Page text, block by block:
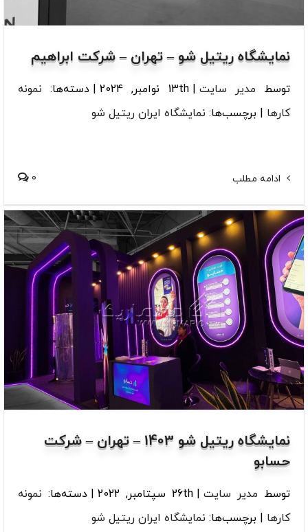
نمایشگاه ریتیل شو – تهران – شرکت ابراهیم
توسط مدیر سایت 13th نوامبر, 2024 دسته‌ها: نمونه
کارها
برچسب‌ها: نمایشگاه ایران ریتیل شو
ادامه مطلب 0
نمایشگاه ریتیل شو 1403 – تهران – شرکت
حسابو
توسط مدیر سایت | 26th سپتامبر, 2022 | دسته‌ها: نمونه
کارها | برچسب‌ها: نمایشگاه ایران ریتیل شو